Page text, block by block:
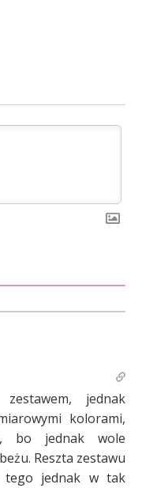
jednak
kolorami,
bo jednak wole
Reszta zestawu
tego jednak w tak